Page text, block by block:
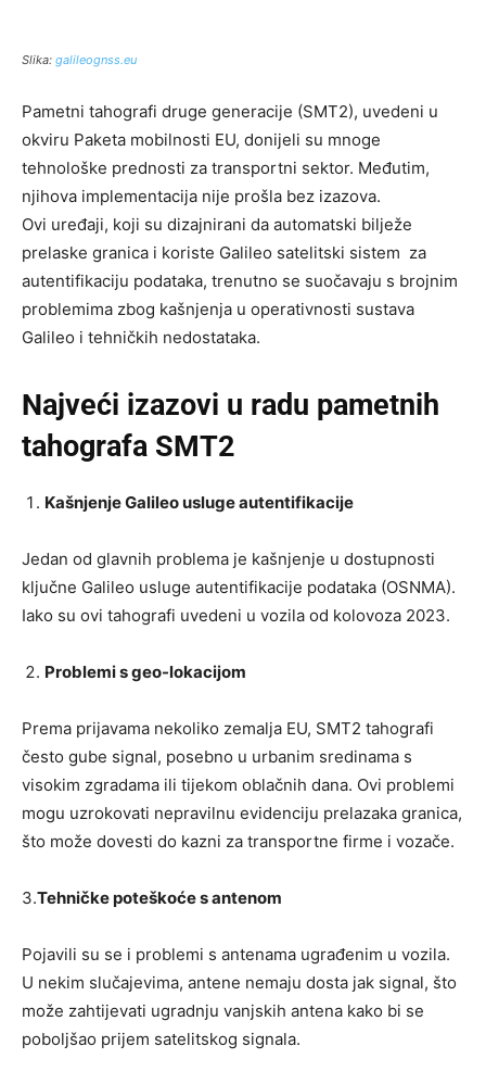
Slika: galileognss.eu
Pametni tahografi druge generacije (SMT2), uvedeni u
okviru Paketa mobilnosti EU, donijeli su mnoge
tehnološke prednosti za transportni sektor. Međutim,
njihova implementacija nije prošla bez izazova.
Ovi uređaji, koji su dizajnirani da automatski bilježe
prelaske granica i koriste Galileo satelitski sistem za
autentifikaciju podataka, trenutno se suočavaju s brojnim
problemima zbog kašnjenja u operativnosti sustava
Galileo i tehničkih nedostataka.
Najveći izazovi u radu pametnih
tahografa SMT2
Kašnjenje Galileo usluge autentifikacije
Jedan od glavnih problema je kašnjenje u dostupnosti
ključne Galileo usluge autentifikacije podataka (OSNMA).
Iako su ovi tahografi uvedeni u vozila od kolovoza 2023.
Problemi s geo-lokacijom
Prema prijavama nekoliko zemalja EU, SMT2 tahografi
često gube signal, posebno u urbanim sredinama s
visokim zgradama ili tijekom oblačnih dana. Ovi problemi
mogu uzrokovati nepravilnu evidenciju prelazaka granica,
što može dovesti do kazni za transportne firme i vozače.
3.Tehničke poteškoće s antenom
Pojavili su se i problemi s antenama ugrađenim u vozila.
U nekim slučajevima, antene nemaju dosta jak signal, što
može zahtijevati ugradnju vanjskih antena kako bi se
poboljšao prijem satelitskog signala.